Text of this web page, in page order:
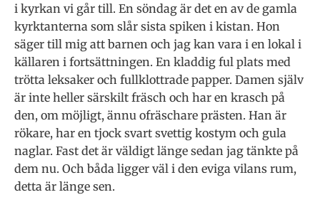
i kyrkan vi går till. En söndag är det en av de gamla
kyrktanterna som slår sista spiken i kistan. Hon
säger till mig att barnen och jag kan vara i en lokal i
källaren i fortsättningen. En kladdig ful plats med
trötta leksaker och fullklottrade papper. Damen själv
är inte heller särskilt fräsch och har en krasch på
den, om möjligt, ännu ofräschare prästen. Han är
rökare, har en tjock svart svettig kostym och gula
naglar. Fast det är väldigt länge sedan jag tänkte på
dem nu. Och båda ligger väl i den eviga vilans rum,
detta är länge sen.